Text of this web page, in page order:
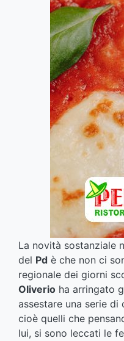
La novità sostanziale
del Pd è che non ci
regionale dei giorni
Oliverio ha arringato
assestare una serie
cioè quelli che
lui, si sono leccati le